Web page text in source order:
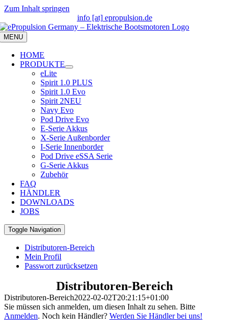
Zum Inhalt springen
info [at] epropulsion.de
MENU
HOME
PRODUKTE
eLite
Spirit 1.0 PLUS
Spirit 1.0 Evo
Spirit 2NEU
Navy Evo
Pod Drive Evo
E-Serie Akkus
X-Serie Außenborder
I-Serie Innenborder
Pod Drive eSSA Serie
G-Serie Akkus
Zubehör
FAQ
HÄNDLER
DOWNLOADS
JOBS
Toggle Navigation
Distributoren-Bereich
Mein Profil
Passwort zurücksetzen
Distributoren-Bereich
Distributoren-Bereich2022-02-02T20:21:15+01:00
Sie müssen sich anmelden, um diesen Inhalt zu sehen. Bitte
Anmelden. Noch kein Händler? Werden Sie Händler bei uns!